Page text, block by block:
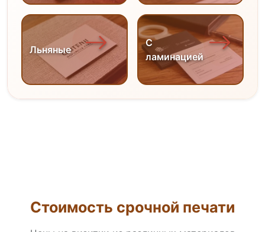
Льняные
С
ламинацией
Стоимость срочной печати